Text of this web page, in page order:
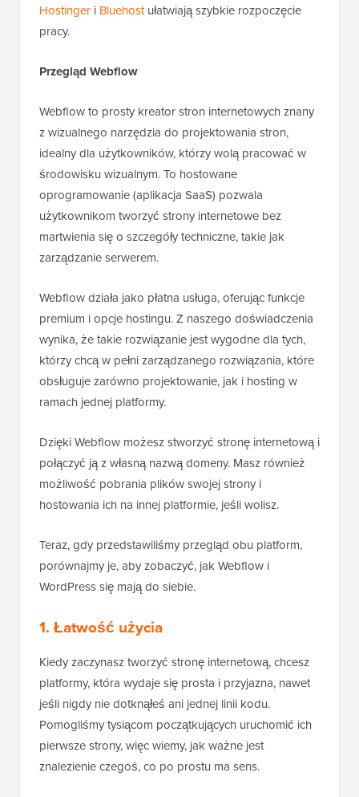
Hostinger i Bluehostułatwiają szybkie rozpoczęcie
pracy.
Przegląd Webflow
Webflow to prosty kreator stron internetowych znany
z wizualnego narzędzia do projektowania stron,
idealny dla użytkowników, którzy wolą pracować w
środowisku wizualnym. To hostowane
oprogramowanie (aplikacja SaaS) pozwala
użytkownikom tworzyć strony internetowe bez
martwienia się o szczegóły techniczne, takie jak
zarządzanie serwerem.
Webflow działa jako płatna usługa, oferując funkcje
premium i opcje hostingu. Z naszego doświadczenia
wynika, że takie rozwiązanie jest wygodne dla tych,
którzy chcą w pełni zarządzanego rozwiązania, które
obsługuje zarówno projektowanie, jak i hosting w
ramach jednej platformy.
Dzięki Webflow możesz stworzyć stronę internetową i
połączyć ją z własną nazwą domeny. Masz również
możliwość pobrania plików swojej strony i
hostowania ich na innej platformie, jeśli wolisz.
Teraz, gdy przedstawiliśmy przegląd obu platform,
porównajmy je, aby zobaczyć, jak Webflow i
WordPress się mają do siebie.
1. Łatwość użycia
Kiedy zaczynasz tworzyć stronę internetową, chcesz
platformy, która wydaje się prosta i przyjazna, nawet
jeśli nigdy nie dotknąłeś ani jednej linii kodu.
Pomogliśmy tysiącom początkujących uruchomić ich
pierwsze strony, więc wiemy, jak ważne jest
znalezienie czegoś, co po prostu ma sens.